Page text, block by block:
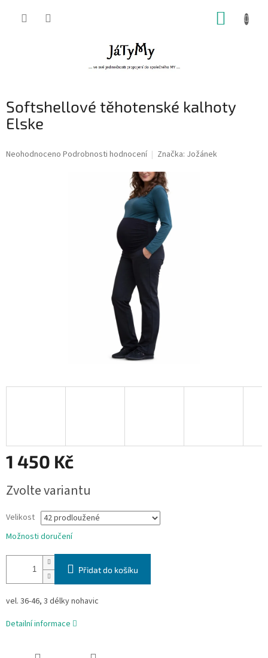
Softshellové těhotenské kalhoty
Elske
Průměrné
Neohodnoceno Podrobnosti hodnocení Značka: Jožánek
1 450 Kč
cena:
Zvolte variantu
Velikost
Možnosti doručení
Přidat do košíku
vel. 36-46, 3 délky nohavic
Detailní informace